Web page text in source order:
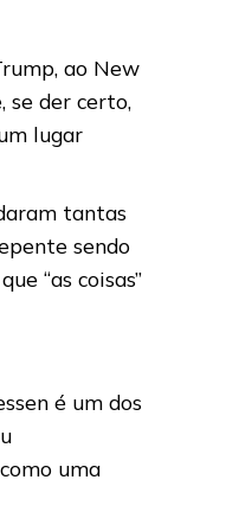
ao New
se der certo,
lugar
tantas
sendo
“as coisas”
é um dos
uma